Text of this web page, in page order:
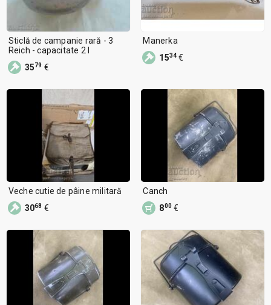
Sticlă de campanie rară - 3
Reich - capacitate 2 l
3579 €
Manerka
1534 €
Veche cutie de pâine militară
3068 €
Canch
800 €